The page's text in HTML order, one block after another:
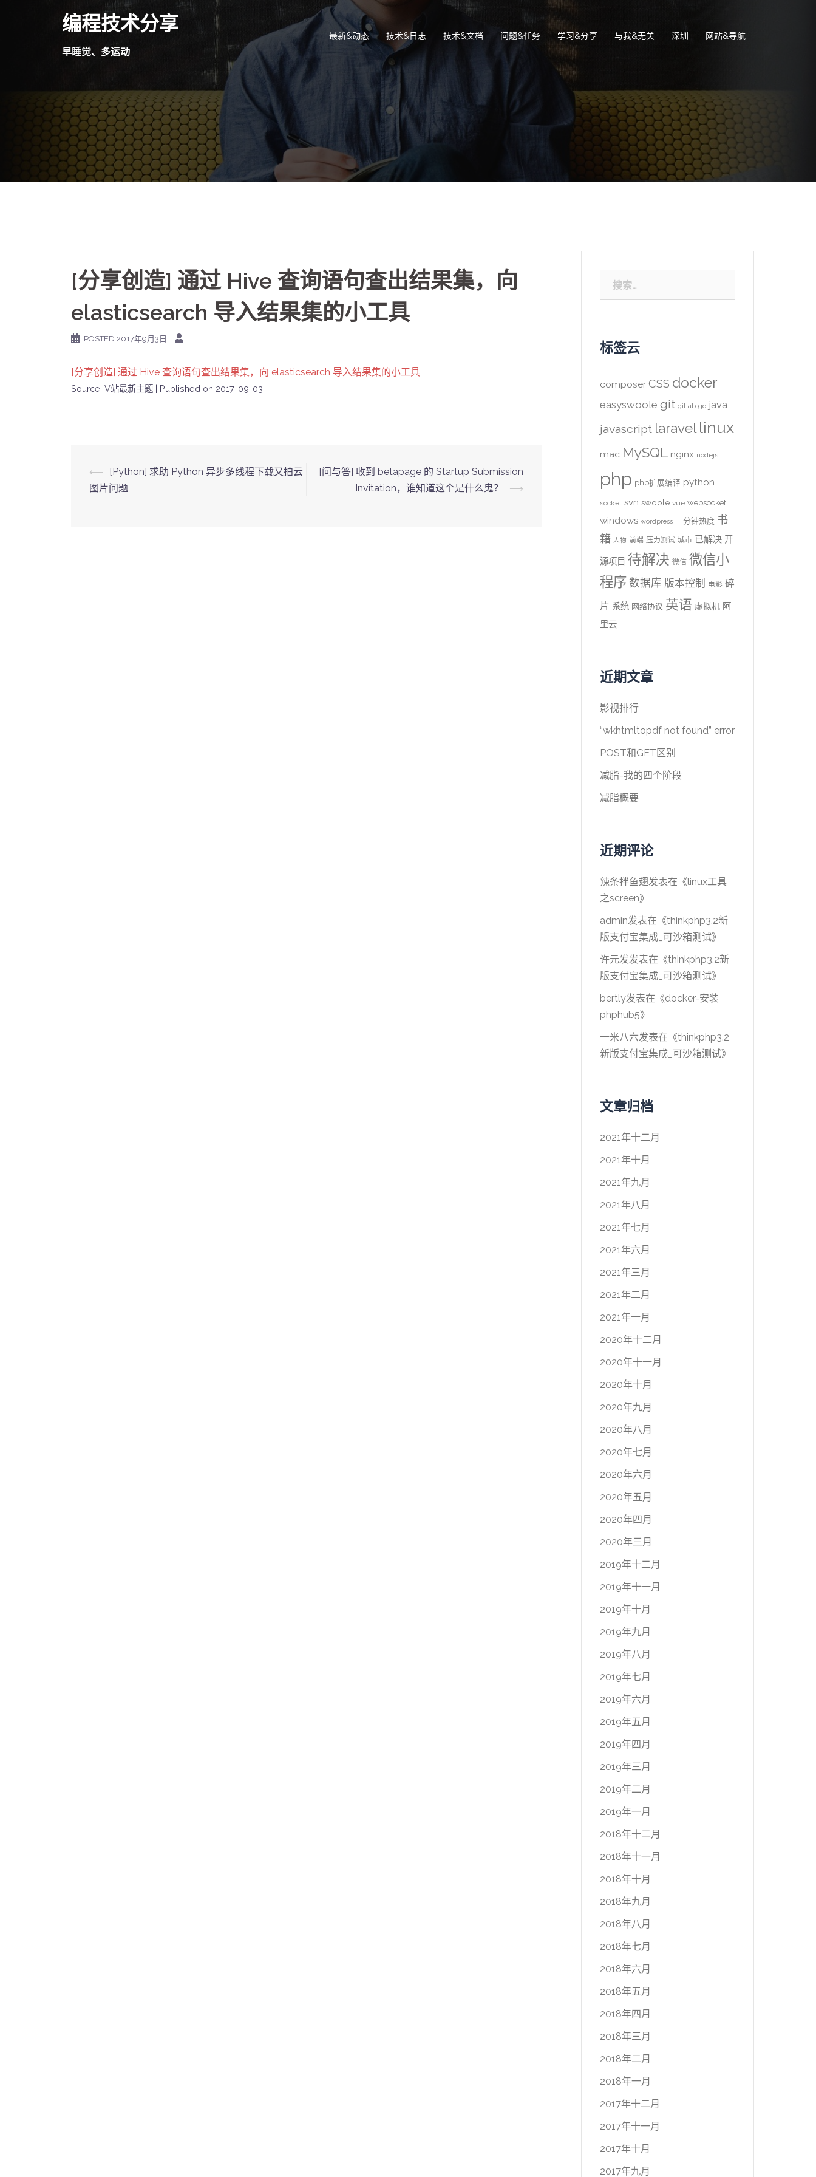
编程技术分享
早睡觉、多运动
最新&动态 技术&日志 技术&文档 问题&任务 学习&分享 与我&无关 深圳 网站&导航
[分享创造] 通过 Hive 查询语句查出结果集，向
elasticsearch 导入结果集的小工具
POSTED 2017年9月3日
[分享创造] 通过 Hive 查询语句查出结果集，向 elasticsearch 导入结果集的小工具
Source: V站最新主题 Published on 2017-09-03
Post
⟵
[Python] 求助 Python 异步多线程下载又拍云
图片问题
[问与答] 收到 betapage 的 Startup Submission
Invitation，谁知道这个是什么鬼？
⟶
索：
标签云
composer CSS docker
easyswoole git gitlab go java
javascript laravel linux
mac MySQL nginx nodejs
php php扩展编译 python
socket svn swoole vue websocket
windows wordpress 三分钟热度 书
籍 人物 前端 压力测试 城市 已解决 开
源项目 待解决 微信 微信小
程序 数据库 版本控制 电影 碎
片 系统 网络协议 英语 虚拟机 阿
里云
近期文章
影视排行
“wkhtmltopdf not found” error
POST和GET区别
减脂-我的四个阶段
减脂概要
近期评论
辣条拌鱼翅发表在《linux工具
之screen》
admin发表在《thinkphp3.2新
版支付宝集成_可沙箱测试》
许元发发表在《thinkphp3.2新
版支付宝集成_可沙箱测试》
bertly发表在《docker-安装
phphub5》
一米八六发表在《thinkphp3.2
新版支付宝集成_可沙箱测试》
文章归档
2021年十二月
2021年十月
2021年九月
2021年八月
2021年七月
2021年六月
2021年三月
2021年二月
2021年一月
2020年十二月
2020年十一月
2020年十月
2020年九月
2020年八月
2020年七月
2020年六月
2020年五月
2020年四月
2020年三月
2019年十二月
2019年十一月
2019年十月
2019年九月
2019年八月
2019年七月
2019年六月
2019年五月
2019年四月
2019年三月
2019年二月
2019年一月
2018年十二月
2018年十一月
2018年十月
2018年九月
2018年八月
2018年七月
2018年六月
2018年五月
2018年四月
2018年三月
2018年二月
2018年一月
2017年十二月
2017年十一月
2017年十月
2017年九月